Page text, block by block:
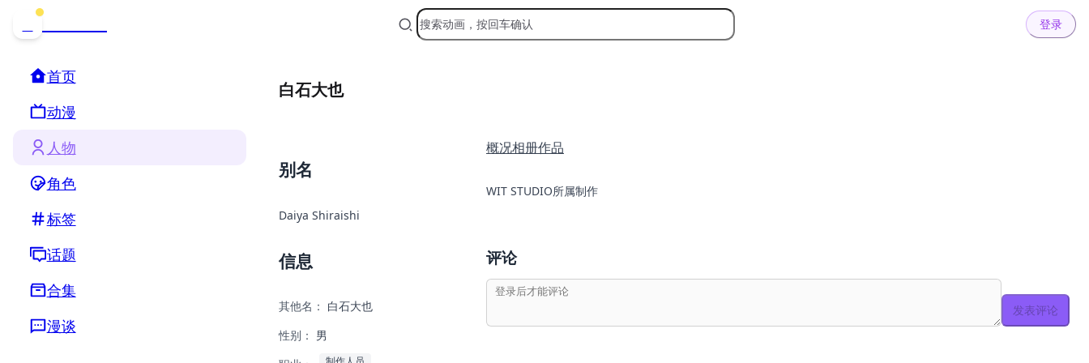
登录
首页
动漫
人物
角色
标签
话题
合集
漫谈
白石大也
别名
Daiya Shiraishi
信息
其他名： 白石大也
性别： 男
概况相册作品
WIT STUDIO所属制作
评论
发表评论